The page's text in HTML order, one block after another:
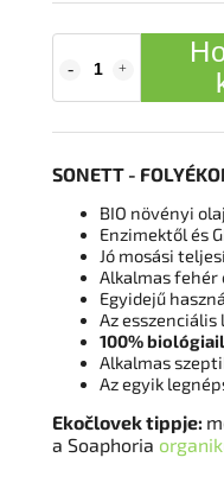
SONETT -
BIO növényi
Enzimektől és
Jó mosási
Alkalmas fehér
Egyidejű
Az
100%
Alkalmas
Az egyik
Ekočlovek tippje:
a Soaphoria